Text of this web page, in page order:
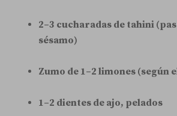
2–3 cucharadas de tahini
sésamo)
Zumo de 1–2 limones (según
1–2 dientes de ajo, pelados